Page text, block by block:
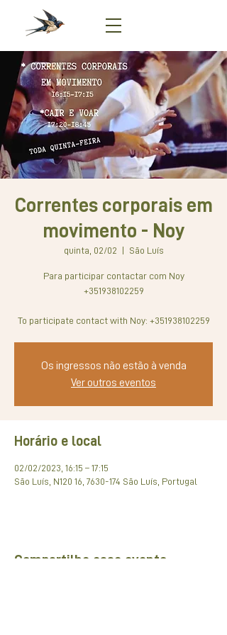
Correntes corporais em
movimento - Noy
quinta, 02/02 São Luís
Para participar contactar com Noy
+351938102259
To participate contact with Noy: +351938102259
Os ingressos não estão à venda
Ver outros eventos
Horário e local
02/02/2023, 16:15 – 17:15
São Luís, N120 16, 7630-174 São Luís, Portugal
Compartilhe esse evento